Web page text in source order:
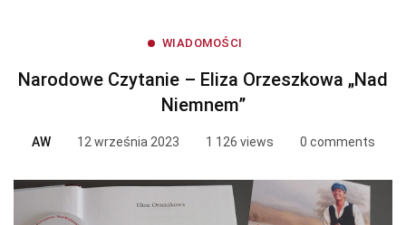
WIADOMOŚCI
Narodowe Czytanie – Eliza Orzeszkowa „Nad
Niemnem”
AW 12 września 2023 1 126 views 0 comments